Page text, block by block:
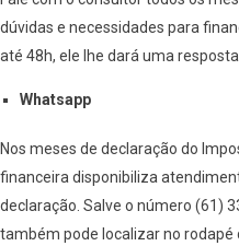
dúvidas e necessidades para
até 48h, ele lhe dará uma
Whatsapp
Nos meses de declaração do
financeira disponibiliza
declaração. Salve o número (61)
também pode localizar no rodapé